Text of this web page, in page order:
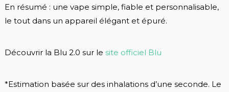
En résumé : une vape simple, fiable et personnalisable,
le tout dans un appareil élégant et épuré.
Découvrir la Blu 2.0 sur le site officiel Blu
*Estimation basée sur des inhalations d’une seconde. Le